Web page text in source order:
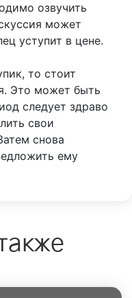
озвучить
может
уступит в цене.
то стоит
Это может быть
следует здраво
свои
снова
ему